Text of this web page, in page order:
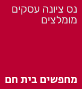
נס ציונה עסקים
מומלצים
מחפשים בית חם